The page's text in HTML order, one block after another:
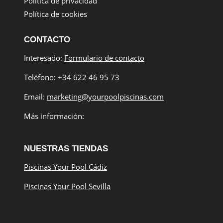
Política de cookies
CONTACTO
Interesado: Formulario de contacto
Teléfono: +34 622 46 95 73
Email: marketing@yourpoolpiscinas.com
Más información:
NUESTRAS TIENDAS
Piscinas Your Pool Cádiz
Piscinas Your Pool Sevilla